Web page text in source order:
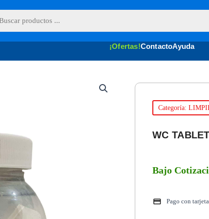
¡Ofertas!ContactoAyuda
Categoría:
WC
Bajo
Pago con